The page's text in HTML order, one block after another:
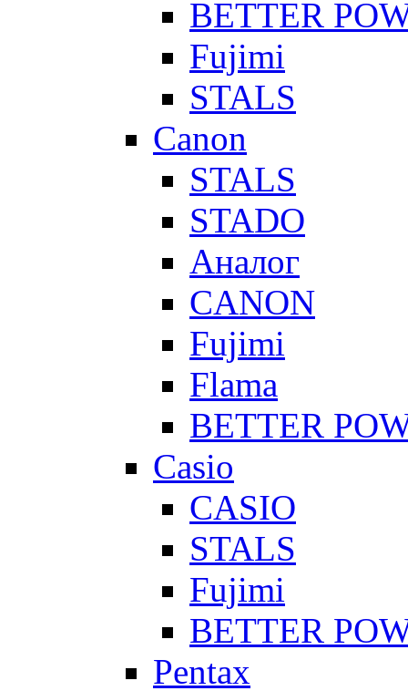
BETTER
Fujimi
STALS
Canon
STALS
STADO
Аналог
CANON
Fujimi
Flama
BETTER
Casio
CASIO
STALS
Fujimi
BETTER
Pentax